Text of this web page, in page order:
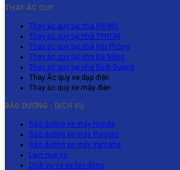
THAY ẮC QUY
Thay ắc quy tại nhà Hà Nội
Thay ắc quy tại nhà TPHCM
Thay ắc quy tại nhà Hải Phòng
Thay ắc quy tại nhà Đà Nẵng
Thay ắc quy tại nhà Bình Dương
Thay Ắc quy xe đạp điện
Thay ắc quy xe máy điện
BẢO DƯỠNG - DỊCH VỤ
Bảo dưỡng xe máy Honda
Bảo dưỡng xe máy Piaggio
Bảo dưỡng xe máy Yamaha
Làm mới xe
Dịch vụ vá xe lưu động